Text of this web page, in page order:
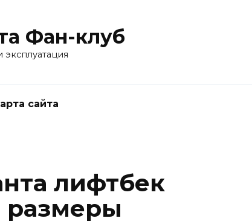
Фан-клуб
сайта
лифтбек
размеры